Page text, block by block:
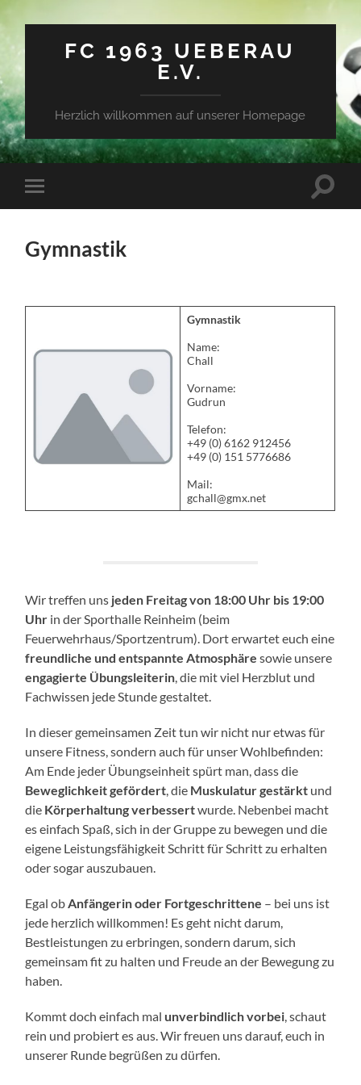
FC 1963 UEBERAU
E.V.
Herzlich willkommen auf unserer Homepage
Mobile-
Menü
Gymnastik
Gymnastik
Name:
Chall
Vorname:
Gudrun
Telefon:
+49 (0) 6162 912456
+49 (0) 151 5776686
Mail:
gchall@gmx.net
Wir treffen uns jeden Freitag von 18:00 Uhr bis 19:00
Uhr in der Sporthalle Reinheim (beim
Feuerwehrhaus/Sportzentrum). Dort erwartet euch eine
freundliche und entspannte Atmosphäre sowie unsere
engagierte Übungsleiterin , die mit viel Herzblut und
Fachwissen jede Stunde gestaltet.
In dieser gemeinsamen Zeit tun wir nicht nur etwas für
unsere Fitness, sondern auch für unser Wohlbefinden:
Am Ende jeder Übungseinheit spürt man, dass die
Beweglichkeit gefördert , die Muskulatur gestärkt und
die Körperhaltung verbessertwurde. Nebenbei macht
es einfach Spaß, sich in der Gruppe zu bewegen und die
eigene Leistungsfähigkeit Schritt für Schritt zu erhalten
oder sogar auszubauen.
Egal ob Anfängerin oder Fortgeschrittene – bei uns ist
jede herzlich willkommen! Es geht nicht darum,
Bestleistungen zu erbringen, sondern darum, sich
gemeinsam fit zu halten und Freude an der Bewegung zu
haben.
Kommt doch einfach mal unverbindlich vorbei , schaut
rein und probiert es aus. Wir freuen uns darauf, euch in
unserer Runde begrüßen zu dürfen.